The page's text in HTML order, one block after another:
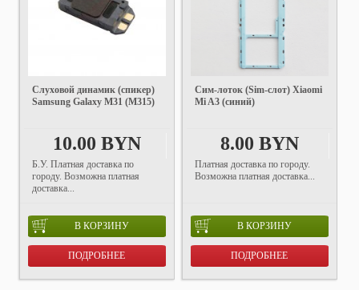
Слуховой динамик (спикер)
Samsung Galaxy M31 (M315)
10.00 BYN
Б.У. Платная доставка по
городу. Возможна платная
доставка...
В КОРЗИНУ
ПОДРОБНЕЕ
Cим-лоток (Sim-слот) Xiaomi
Mi A3 (синий)
8.00 BYN
Платная доставка по городу.
Возможна платная доставка...
В КОРЗИНУ
ПОДРОБНЕЕ